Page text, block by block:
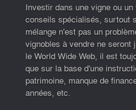
Investir dans une vigne ou
conseils spécialisés, surtout
mélange n'est pas un
vignobles à vendre ne
le World Wide Web, il est
que sur la base d'une
patrimoine, manque de
années, etc.